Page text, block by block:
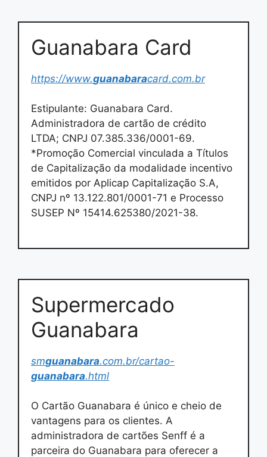
Guanabara Card
https://www.guanabaracard.com.br
Estipulante: Guanabara Card.
Administradora de cartão de crédito
LTDA; CNPJ 07.385.336/0001-69.
*Promoção Comercial vinculada a Títulos
de Capitalização da modalidade incentivo
emitidos por Aplicap Capitalização S.A,
CNPJ nº 13.122.801/0001-71 e Processo
SUSEP Nº 15414.625380/2021-38.
Supermercado
Guanabara
smguanabara.com.br/cartao-
guanabara.html
O Cartão Guanabara é único e cheio de
vantagens para os clientes. A
administradora de cartões Senff é a
parceira do Guanabara para oferecer a